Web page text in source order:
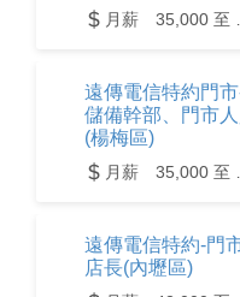
遠傳電信特約門
儲備幹部、門市
(楊梅區)
遠傳電信特約-門
店長(內壢區)